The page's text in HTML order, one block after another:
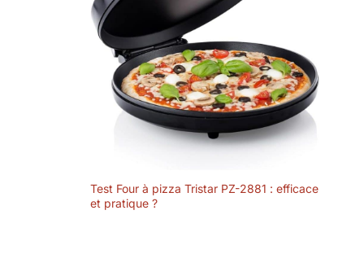
Test Four à pizza Tristar PZ-2881 : efficace
et pratique ?